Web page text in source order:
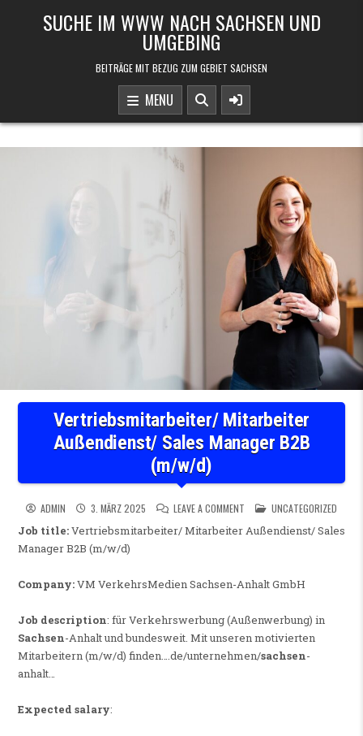
SUCHE IM WWW NACH SACHSEN UND
UMGEBING
BEITRÄGE MIT BEZUG ZUM GEBIET SACHSEN
MENU
Vertriebsmitarbeiter/ Mitarbeiter
Außendienst/ Sales Manager B2B
(m/w/d)
ADMIN 3. MÄRZ 2025 LEAVE A COMMENT ON POSTED IN
UNCATEGORIZED
Job title:Vertriebsmitarbeiter/ Mitarbeiter Außendienst/ Sales
Manager B2B (m/w/d)
Company:VM VerkehrsMedien Sachsen-Anhalt GmbH
Job description: für Verkehrswerbung (Außenwerbung) in
Sachsen-Anhalt und bundesweit. Mit unseren motivierten
Mitarbeitern (m/w/d) finden….de/unternehmen/sachsen-
anhalt…
Expected salary: